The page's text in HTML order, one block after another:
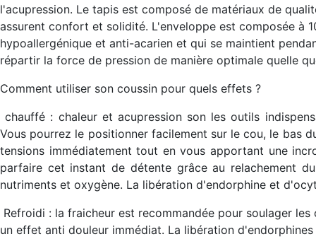
l'acupression. Le tapis est composé de matériaux de
assurent confort et solidité. L'enveloppe est composée à
hypoallergénique et anti-acarien et qui se maintient
répartir la force de pression de manière optimale quelle
Comment utiliser son coussin pour quels effets ?
chauffé : chaleur et acupression son les outils
Vous pourrez le positionner facilement sur le cou, le bas
tensions immédiatement tout en vous apportant une
parfaire cet instant de détente grâce au relachement
nutriments et oxygène. La libération d'endorphine et
Refroidi : la fraicheur est recommandée pour soulager
un effet anti douleur immédiat. La libération